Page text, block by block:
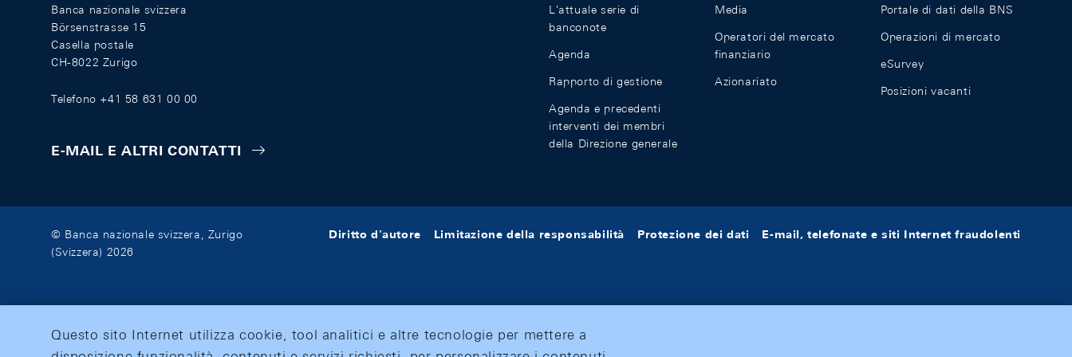
Banca nazionale svizzera
Börsenstrasse 15
Casella postale
CH-8022 Zurigo
Telefono +41 58 631 00 00
E-MAIL E ALTRI CONTATTI
L'attuale serie di
banconote
Agenda
Rapporto di gestione
Agenda e precedenti
interventi dei membri
della Direzione generale
Media
Operatori del mercato
finanziario
Azionariato
Portale di dati della BNS
Operazioni di mercato
eSurvey
Posizioni vacanti
© Banca nazionale svizzera, Zurigo
(Svizzera) 2026
Diritto d'autore Limitazione della responsabilità Protezione dei dati E-mail, telefonate e siti Internet fraudolenti
Questo sito Internet utilizza cookie, tool analitici e altre tecnologie per mettere a